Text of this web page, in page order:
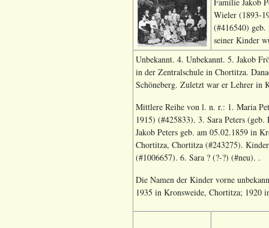
Familie Jakob
Wieler (1893-
(#416540)
seiner Kinder
Unbekannt. 4. Unbekannt. 5. Jakob
in der Zentralschule in Chortitza.
Schöneberg. Zuletzt war er Lehrer in
Mittlere Reihe von l. n. r.: 1. Maria
1915) (#425833). 3. Sara Peters
Jakob Peters geb. am 05.02.1859 in
Chortitza, Chortitza (#243275).
(#1006657). 6. Sara ? (?-?) (#neu). .
Die Namen der Kinder vorne
1935 in Kronsweide, Chortitza;